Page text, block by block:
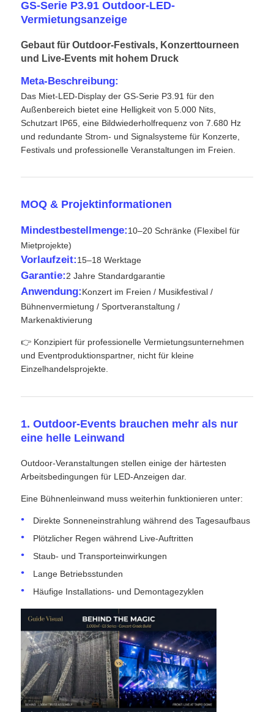
Zu Hause
Produkte
VR Show
Werksbesichtigung
Qualitätskontrolle
Kontakt
Fälle
Angebot anfordern
Schirm des Konzert-LED
Vermietung von LED-Bildschirmen
COB -LED -Videowand
Transparentes LED -Display
GS-Serie P3.91 Outdoor-LED-
Vermietungsanzeige
Gebaut für Outdoor-Festivals, Konzerttourneen
und Live-Events mit hohem Druck
Meta-Beschreibung:
Das Miet-LED-Display der GS-Serie P3.91 für den
Außenbereich bietet eine Helligkeit von 5.000 Nits,
Schutzart IP65, eine Bildwiederholfrequenz von 7.680 Hz
und redundante Strom- und Signalsysteme für Konzerte,
Festivals und professionelle Veranstaltungen im Freien.
MOQ & Projektinformationen
Mindestbestellmenge:10–20 Schränke (Flexibel für
Mietprojekte)
Vorlaufzeit:15–18 Werktage
Garantie:2 Jahre Standardgarantie
Anwendung:Konzert im Freien / Musikfestival /
Bühnenvermietung / Sportveranstaltung /
Markenaktivierung
👉 Konzipiert für professionelle Vermietungsunternehmen
und Eventproduktionspartner, nicht für kleine
Einzelhandelsprojekte.
1. Outdoor-Events brauchen mehr als nur
eine helle Leinwand
Outdoor-Veranstaltungen stellen einige der härtesten
Arbeitsbedingungen für LED-Anzeigen dar.
Eine Bühnenleinwand muss weiterhin funktionieren unter:
Direkte Sonneneinstrahlung während des Tagesaufbaus
Plötzlicher Regen während Live-Auftritten
Staub- und Transporteinwirkungen
Lange Betriebsstunden
Häufige Installations- und Demontagezyklen